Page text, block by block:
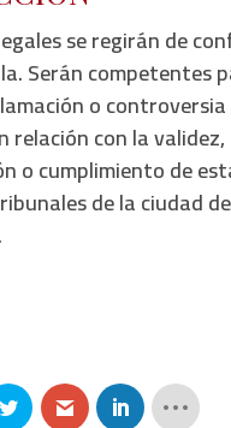
se regirán de
Serán competentes
o
relación con la validez,
o cumplimiento de
de la ciudad